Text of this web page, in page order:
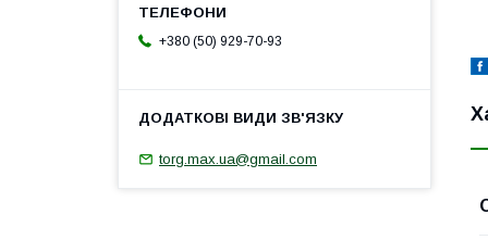
+380 (50) 929-70-93
torg.max.ua@gmail.com